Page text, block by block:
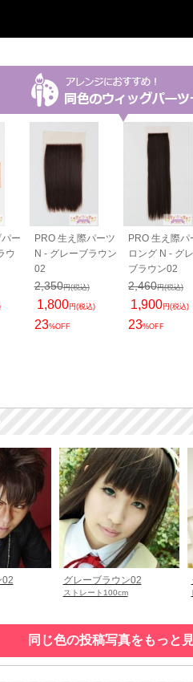
ー
ウ
PRO 生え際パーツ
N - グレーブラウン
02
2,350円(税込)
1,800円(税込)
23%OFF
PRO 生え際パ
ロング N - グ
ブラウン02
2,460円(税込)
1,900円(税込)
23%OFF
02 グレーブラウン02
ストレート100cm